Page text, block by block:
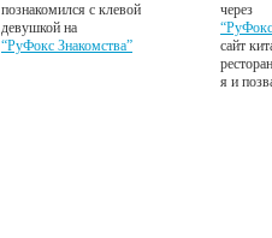
познакомился с клевой
девушкой на
“РуФокс Знакомства”
через
сайт
я и